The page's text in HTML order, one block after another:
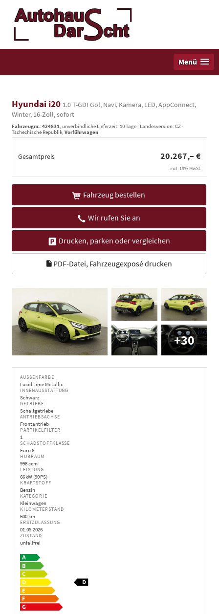
Menü
Hyundai i20 1.0 T-GDI Go!, Navi, Kamera, LED, AppConnect,
Winter, 16-Zoll, sofort
Fahrzeugnr.: 424831 , unverbindliche Lieferzeit: 10 Tage , Landesversion: CZ -
Tschechische Republik, Vorführwagen
Gesamtpreis 20.267,– €
incl. 19% MwSt.
Fahrzeug bestellen
Wir rufen Sie an
Drucken, parken oder vergleichen
PDF-Datei, Fahrzeugexposé drucken
+30
AUSSENFARBE
Lucid Lime Metallic
INNENAUSSTATTUNG
Schwarz
GETRIEBE
Schaltgetriebe
ANTRIEBSACHSE
Frontantrieb
PARTIKELFILTER
1
SCHADSTOFFKLASSE
Euro 6
HUBRAUM
998 ccm
LEISTUNG
66 kW (90 PS)
KRAFTSTOFF
Benzin
KATEGORIE
Kleinwagen
KILOMETERSTAND
600 km
ERSTZULASSUNG
01.05.2026
ZUSTAND
unfallfrei